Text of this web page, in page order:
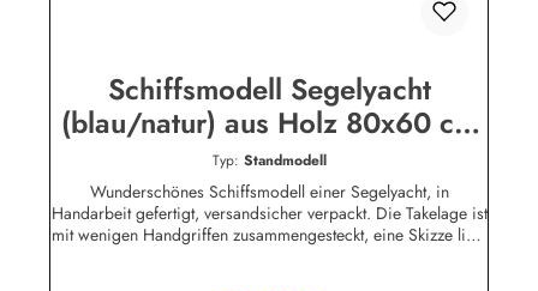
Schiffsmodell Segelyacht
(blau/natur) aus Holz 80x60 cm
Modellschiff Schiffsmodelle
Typ: Standmodell
Wunderschönes Schiffsmodell einer Segelyacht, in
Handarbeit gefertigt, versandsicher verpackt. Die Takelage ist
mit wenigen Handgriffen zusammengesteckt, eine Skizze liegt